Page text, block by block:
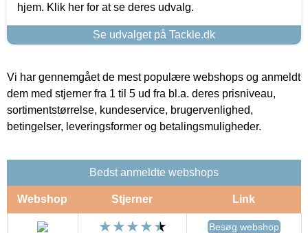
hjem. Klik her for at se deres udvalg.
Se udvalget på Tackle.dk
Vi har gennemgået de mest populære webshops og anmeldt
dem med stjerner fra 1 til 5 ud fra bl.a. deres prisniveau,
sortimentstørrelse, kundeservice, brugervenlighed,
betingelser, leveringsformer og betalingsmuligheder.
Bedst anmeldte webshops
Webshop Stjerner Link
Besøg webshop